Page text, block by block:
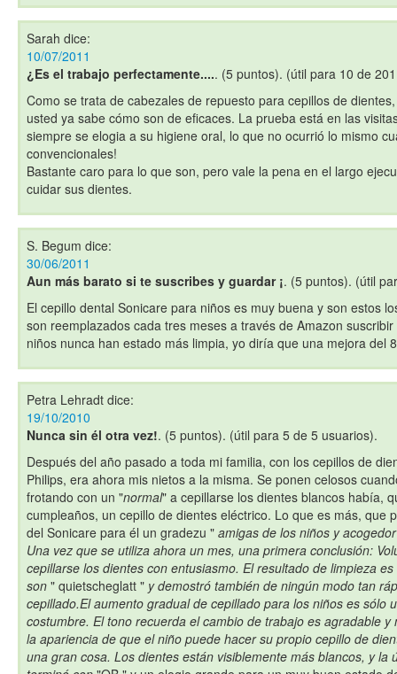
Sarah dice:
10/07/2011
¿Es el trabajo perfectamente..... (5 puntos). (útil para 10 de
Como se trata de cabezales de repuesto para cepillos de
usted ya sabe cómo son de eficaces. La prueba está en las
siempre se elogia a su higiene oral, lo que no ocurrió lo mismo
convencionales!
Bastante caro para lo que son, pero vale la pena en el largo
cuidar sus dientes.
S. Begum dice:
30/06/2011
Aun más barato si te suscribes y guardar ¡. (5 puntos). (útil
El cepillo dental Sonicare para niños es muy buena y son estos
son reemplazados cada tres meses a través de Amazon
niños nunca han estado más limpia, yo diría que una mejora del
Petra Lehradt dice:
19/10/2010
Nunca sin él otra vez!. (5 puntos). (útil para 5 de 5 usuarios).
Después del año pasado a toda mi familia, con los cepillos de
Philips, era ahora mis nietos a la misma. Se ponen celosos
frotando con un "normal" a cepillarse los dientes blancos había,
cumpleaños, un cepillo de dientes eléctrico. Lo que es más, que
del Sonicare para él un gradezu " amigas de los niños y
Una vez que se utiliza ahora un mes, una primera conclusión:
cepillarse los dientes con entusiasmo. El resultado de limpieza
son " quietscheglatt " y demostró también de ningún modo tan
cepillado.El aumento gradual de cepillado para los niños es sólo
costumbre. El tono recuerda el cambio de trabajo es agradable
la apariencia de que el niño puede hacer su propio cepillo de
una gran cosa. Los dientes están visiblemente más blancos, y la